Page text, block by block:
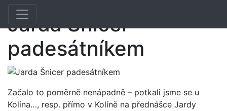
Toggle navigation
Previous
Jarda Šnicer
padesátníkem
Začalo to poměrně nenápadně – potkali jsme se u
Kolína…, resp. přímo v Kolíně na přednášce Jardy